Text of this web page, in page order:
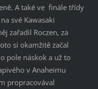
A také ve finále třídy
své Kawasaki
zařadil Roczen, za
si okamžitě začal
pole náskok a už to
v Anaheimu
propracovával